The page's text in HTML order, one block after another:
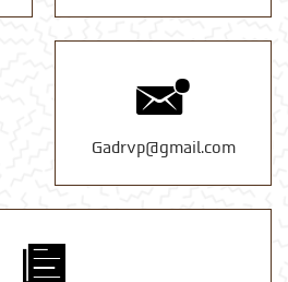
Gadrvp@gmail.com